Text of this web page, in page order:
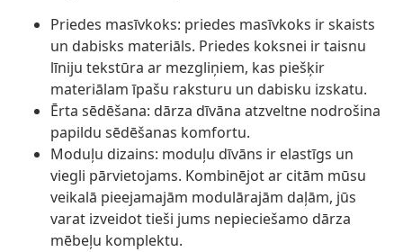
Priedes masīvkoks: priedes masīvkoks ir skaists
un dabisks materiāls. Priedes koksnei ir taisnu
līniju tekstūra ar mezgliņiem, kas piešķir
materiālam īpašu raksturu un dabisku izskatu.
Ērta sēdēšana: dārza dīvāna atzveltne nodrošina
papildu sēdēšanas komfortu.
Moduļu dizains: moduļu dīvāns ir elastīgs un
viegli pārvietojams. Kombinējot ar citām mūsu
veikalā pieejamajām modulārajām daļām, jūs
varat izveidot tieši jums nepieciešamo dārza
mēbeļu komplektu.